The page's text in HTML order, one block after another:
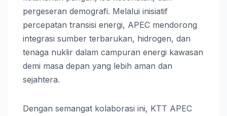
pergeseran demografi. Melalui inisiatif
percepatan transisi energi, APEC mendorong
integrasi sumber terbarukan, hidrogen, dan
tenaga nuklir dalam campuran energi kawasan
demi masa depan yang lebih aman dan
sejahtera.
Dengan semangat kolaborasi ini, KTT APEC